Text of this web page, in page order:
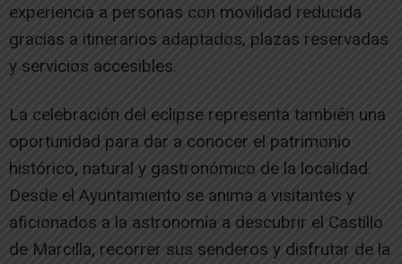
experiencia a personas con movilidad reducida
gracias a itinerarios adaptados, plazas reservadas
y servicios accesibles.
La celebración del eclipse representa también una
oportunidad para dar a conocer el patrimonio
histórico, natural y gastronómico de la localidad.
Desde el Ayuntamiento se anima a visitantes y
aficionados a la astronomía a descubrir el Castillo
de Marcilla, recorrer sus senderos y disfrutar de la